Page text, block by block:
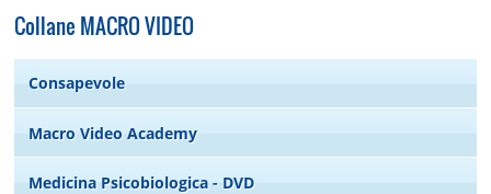
Collane MACRO VIDEO
Consapevole
Macro Video Academy
Medicina Psicobiologica - DVD